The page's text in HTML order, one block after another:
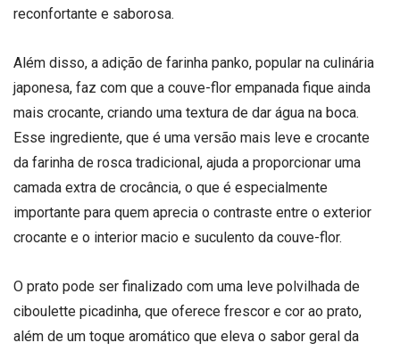
reconfortante e saborosa.
Além disso, a adição de farinha panko, popular na culinária
japonesa, faz com que a couve-flor empanada fique ainda
mais crocante, criando uma textura de dar água na boca.
Esse ingrediente, que é uma versão mais leve e crocante
da farinha de rosca tradicional, ajuda a proporcionar uma
camada extra de crocância, o que é especialmente
importante para quem aprecia o contraste entre o exterior
crocante e o interior macio e suculento da couve-flor.
O prato pode ser finalizado com uma leve polvilhada de
ciboulette picadinha, que oferece frescor e cor ao prato,
além de um toque aromático que eleva o sabor geral da